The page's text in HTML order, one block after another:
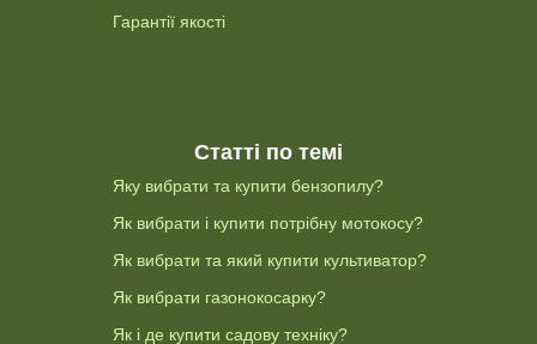
Гарантії якості
Статті по темі
Яку вибрати та купити бензопилу?
Як вибрати і купити потрібну мотокосу?
Як вибрати та який купити культиватор?
Як вибрати газонокосарку?
Як і де купити садову техніку?